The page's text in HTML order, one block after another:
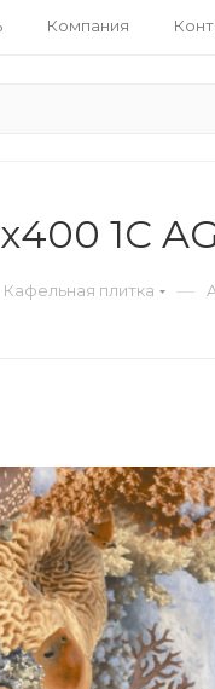
Компания
1C
Кафельная плитка —